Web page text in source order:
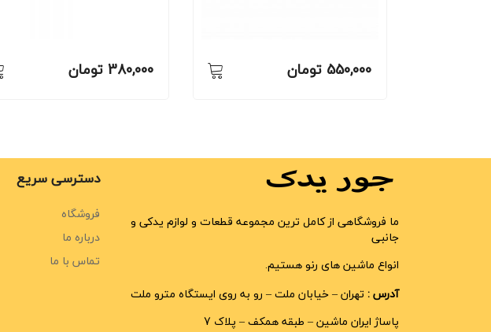
380,000 تومان 550,000 تومان
دسترسی سریع
فروشگاه
درباره ما
تماس با ما
ما فروشگاهی از کامل ترین مجموعه قطعات و لوازم یدکی و
جانبی
انواع ماشین های رنو هستیم.
آدرس : تهران – خیابان ملت – رو به روی ایستگاه مترو ملت
پاساژ ایران ماشین – طبقه همکف – پلاک 7